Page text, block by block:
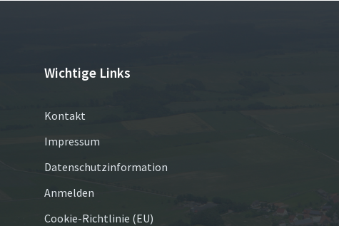
Wichtige Links
Kontakt
Impressum
Datenschutzinformation
Anmelden
Cookie-Richtlinie (EU)